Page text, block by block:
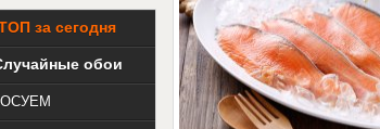
за сегодня
обои